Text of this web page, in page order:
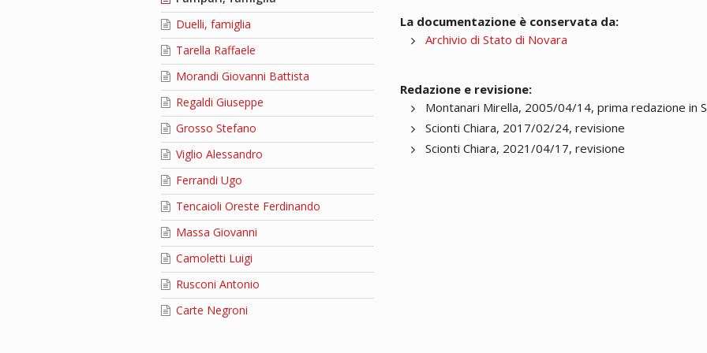
Duelli, famiglia
Tarella Raffaele
Morandi Giovanni Battista
Regaldi Giuseppe
Grosso Stefano
Viglio Alessandro
Ferrandi Ugo
Tencaioli Oreste Ferdinando
Massa Giovanni
Camoletti Luigi
Rusconi Antonio
Carte Negroni
La documentazione è conservata da:
Archivio di Stato di Novara
Redazione e revisione:
Montanari Mirella, 2005/04/14, prima redazione in
Scionti Chiara, 2017/02/24, revisione
Scionti Chiara, 2021/04/17, revisione